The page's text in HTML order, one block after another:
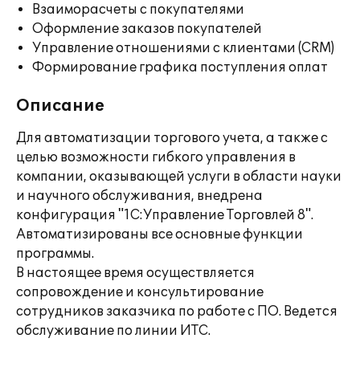
Взаиморасчеты с покупателями
Оформление заказов покупателей
Управление отношениями с клиентами (CRM)
Формирование графика поступления оплат
Описание
Для автоматизации торгового учета, а также с
целью возможности гибкого управления в
компании, оказывающей услуги в области науки
и научного обслуживания, внедрена
конфигурация "1С:Управление Торговлей 8".
Автоматизированы все основные функции
программы.
В настоящее время осуществляется
сопровождение и консультирование
сотрудников заказчика по работе с ПО. Ведется
обслуживание по линии ИТС.